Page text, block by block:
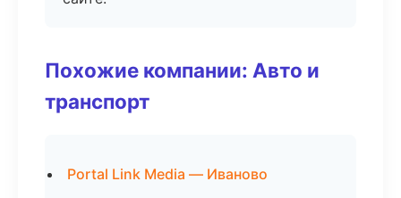
Похожие компании: Авто и
транспорт
Portal Link Media — Иваново